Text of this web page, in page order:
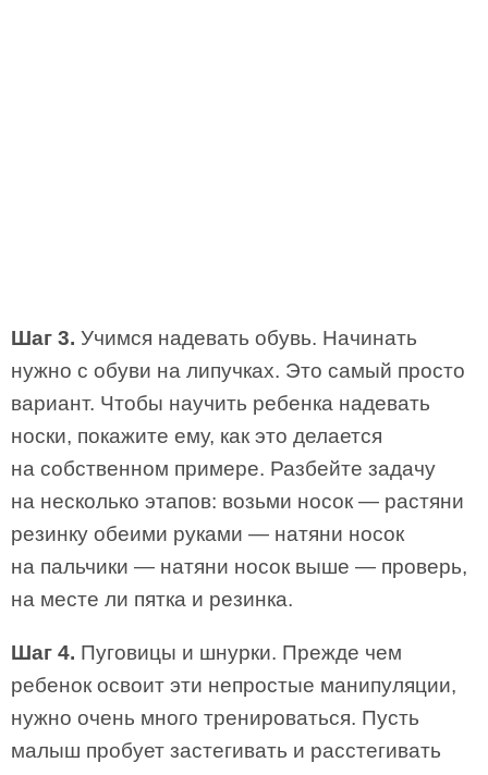
Шаг 3. Учимся надевать обувь. Начинать
нужно с обуви на липучках. Это самый просто
вариант. Чтобы научить ребенка надевать
носки, покажите ему, как это делается
на собственном примере. Разбейте задачу
на несколько этапов: возьми носок — растяни
резинку обеими руками — натяни носок
на пальчики — натяни носок выше — проверь,
на месте ли пятка и резинка.
Шаг 4. Пуговицы и шнурки. Прежде чем
ребенок освоит эти непростые манипуляции,
нужно очень много тренироваться. Пусть
малыш пробует застегивать и расстегивать